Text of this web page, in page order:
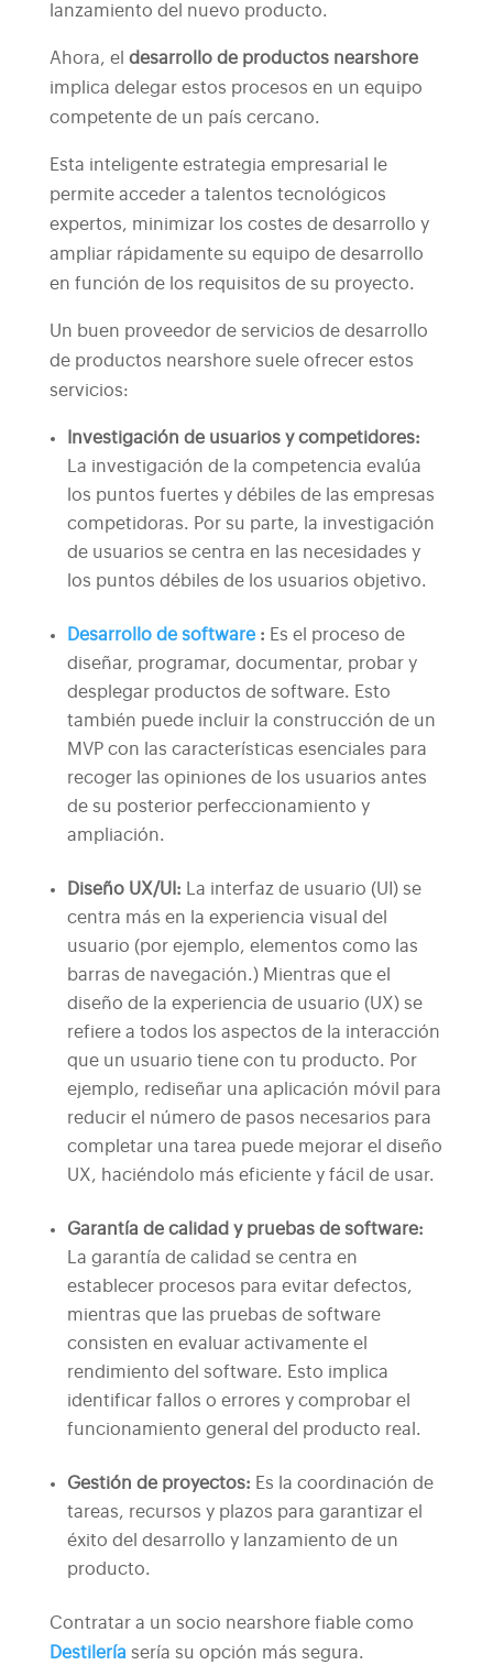
lanzamiento del nuevo producto.
Ahora, el desarrollo de productos nearshore
implica delegar estos procesos en un equipo
competente de un país cercano.
Esta inteligente estrategia empresarial le
permite acceder a talentos tecnológicos
expertos, minimizar los costes de desarrollo y
ampliar rápidamente su equipo de desarrollo
en función de los requisitos de su proyecto.
Un buen proveedor de servicios de desarrollo
de productos nearshore suele ofrecer estos
servicios:
Investigación de usuarios y competidores:
La investigación de la competencia evalúa
los puntos fuertes y débiles de las empresas
competidoras. Por su parte, la investigación
de usuarios se centra en las necesidades y
los puntos débiles de los usuarios objetivo.
Desarrollo de software : Es el proceso de
diseñar, programar, documentar, probar y
desplegar productos de software. Esto
también puede incluir la construcción de un
MVP con las características esenciales para
recoger las opiniones de los usuarios antes
de su posterior perfeccionamiento y
ampliación.
Diseño UX/UI:
La interfaz de usuario (UI) se
centra más en la experiencia visual del
usuario (por ejemplo, elementos como las
barras de navegación.) Mientras que el
diseño de la experiencia de usuario (UX) se
refiere a todos los aspectos de la interacción
que un usuario tiene con tu producto. Por
ejemplo, rediseñar una aplicación móvil para
reducir el número de pasos necesarios para
completar una tarea puede mejorar el diseño
UX, haciéndolo más eficiente y fácil de usar.
Garantía de calidad y pruebas de software:
La garantía de calidad se centra en
establecer procesos para evitar defectos,
mientras que las pruebas de software
consisten en evaluar activamente el
rendimiento del software. Esto implica
identificar fallos o errores y comprobar el
funcionamiento general del producto real.
Gestión de proyectos: Es la coordinación de
tareas, recursos y plazos para garantizar el
éxito del desarrollo y lanzamiento de un
producto.
Contratar a un socio nearshore fiable como
Destilería sería su opción más segura.